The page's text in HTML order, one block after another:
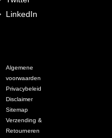
LinkedIn
Algemene
voorwaarden
Privacybeleid
Disclaimer
Sitemap
Verzending &
Retourneren